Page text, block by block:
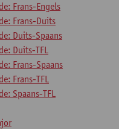
Frans-Engels
Frans-Duits
Duits-Spaans
Duits-TFL
Frans-Spaans
Frans-TFL
Spaans-TFL